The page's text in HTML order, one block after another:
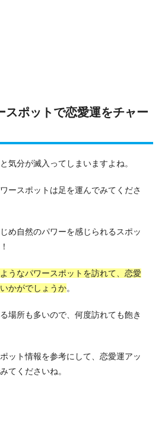
スポットで恋愛運をチャー
気分が滅入ってしまいますよね。
ースポットは足を運んでみてくださ
め自然のパワーを感じられるスポッ
うなパワースポットを訪れて、恋愛
かがでしょうか。
場所も多いので、何度訪れても飽き
ット情報を参考にして、恋愛運アッ
てくださいね。